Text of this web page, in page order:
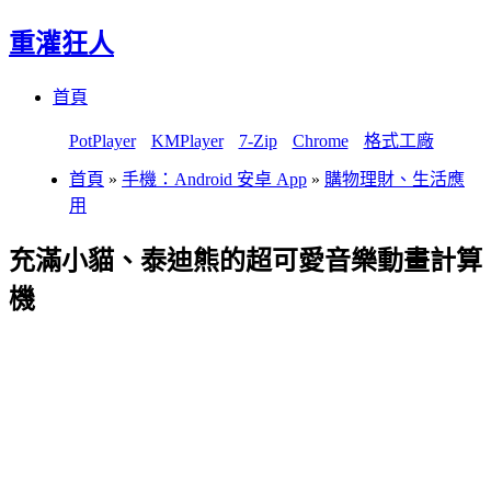
重灌狂人
首頁
PotPlayer KMPlayer 7-Zip Chrome 格式工廠
首頁 » 手機：Android 安卓 App » 購物理財、生活應
用
充滿小貓、泰迪熊的超可愛音樂動畫計算
機